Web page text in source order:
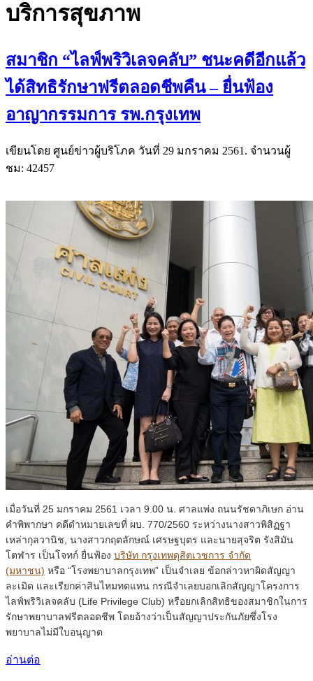
บริการสุขภาพ
สมาชิก “ไลฟ์พริวิเลจคลับ” ชนะคดีอีกแล้ว
ได้สิทธิรักษาฟรีตลอดชีพคืน – ยื่นฟ้อง
อาญากรรมการ รพ.กรุงเทพ
เขียนโดย ศูนย์ข่าวผู้บริโภค วันที่ 29 มกราคม 2561 . จำนวนผู้
ชม: 42457
เมื่อวันที่ 25 มกราคม 2561 เวลา 9.00 น. ศาลแพ่ง ถนนรัชดาภิเษก อ่าน
คำพิพากษา คดีดำหมายเลขที่ ผบ. 770/2560 ระหว่างนางสาวพิสิฏฐา
เหล่ากุลวานิช, นางสาวกฤตลักษณ์ เศรษฐบุตร และนายสุจริต รังสิมัน
โตฬาร เป็นโจทก์ ยื่นฟ้อง บริษัท กรุงเทพดุสิตเวชการ จำกัด
(มหาชน) หรือ “โรงพยาบาลกรุงเทพ” เป็นจำเลย ข้อกล่าวหาผิดสัญญา
ละเมิด และเรียกค่าสินไหมทดแทน กรณีจำเลยบอกเลิกสัญญาโครงการ
ไลฟ์พริวิเลจคลับ (Life Privilege Club) หรือยกเลิกสิทธิของสมาชิกในการ
รักษาพยาบาลฟรีตลอดชีพ โดยอ้างว่าเป็นสัญญาประกันภัยซึ่งโรง
พยาบาลไม่มีใบอนุญาต
อ่านต่อ